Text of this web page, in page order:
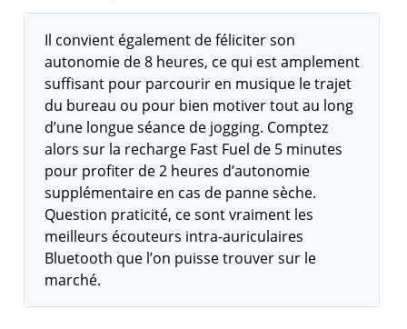
Il convient également de féliciter son
autonomie de 8 heures, ce qui est amplement
suffisant pour parcourir en musique le trajet
du bureau ou pour bien motiver tout au long
d’une longue séance de jogging. Comptez
alors sur la recharge Fast Fuel de 5 minutes
pour profiter de 2 heures d’autonomie
supplémentaire en cas de panne sèche.
Question praticité, ce sont vraiment les
meilleurs écouteurs intra-auriculaires
Bluetooth que l’on puisse trouver sur le
marché.